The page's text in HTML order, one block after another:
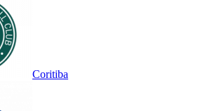
Coritiba